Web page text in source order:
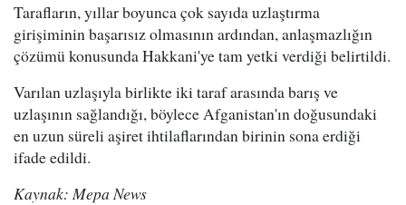
Tarafların, yıllar boyunca çok sayıda uzlaştırma
girişiminin başarısız olmasının ardından, anlaşmazlığın
çözümü konusunda Hakkani'ye tam yetki verdiği belirtildi.
Varılan uzlaşıyla birlikte iki taraf arasında barış ve
uzlaşının sağlandığı, böylece Afganistan'ın doğusundaki
en uzun süreli aşiret ihtilaflarından birinin sona erdiği
ifade edildi.
Kaynak: Mepa News